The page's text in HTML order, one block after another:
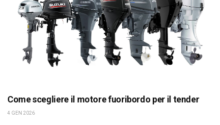
Come scegliere il motore fuoribordo per il tender
4 GEN 2026